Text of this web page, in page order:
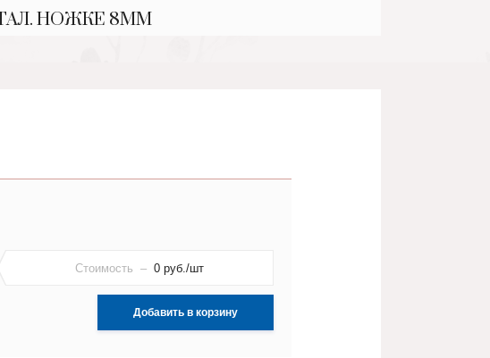
НОЖКЕ 8ММ
Стоимость – 0 руб./шт
Добавить в корзину